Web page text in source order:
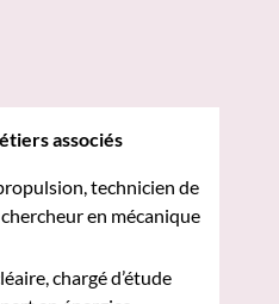
associés
technicien de
en mécanique
chargé d’étude